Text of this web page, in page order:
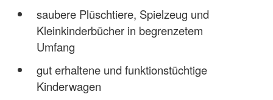
saubere Plüschtiere, Spielzeug und
Kleinkinderbücher in begrenzetem
Umfang
gut erhaltene und funktionstüchtige
Kinderwagen